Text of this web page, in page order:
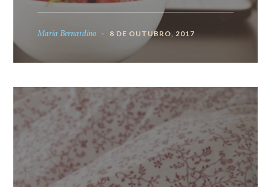
Maria Bernardino 8 DE OUTUBRO, 2017